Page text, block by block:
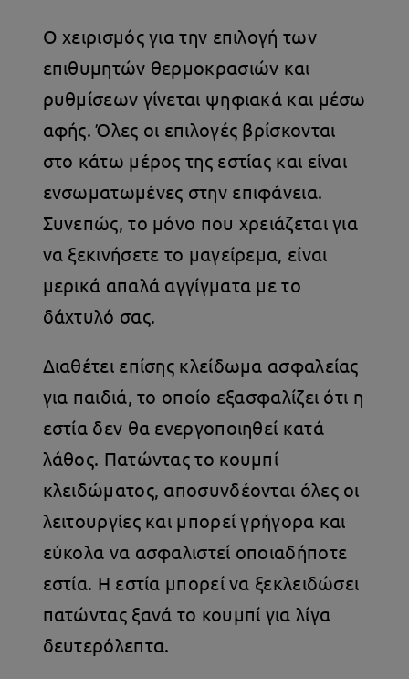
Ο χειρισμός για την επιλογή των
επιθυμητών θερμοκρασιών και
ρυθμίσεων γίνεται ψηφιακά και μέσω
αφής. Όλες οι επιλογές βρίσκονται
στο κάτω μέρος της εστίας και είναι
ενσωματωμένες στην επιφάνεια.
Συνεπώς, το μόνο που χρειάζεται για
να ξεκινήσετε το μαγείρεμα, είναι
μερικά απαλά αγγίγματα με το
δάχτυλό σας.
Διαθέτει επίσης κλείδωμα ασφαλείας
για παιδιά, το οποίο εξασφαλίζει ότι η
εστία δεν θα ενεργοποιηθεί κατά
λάθος. Πατώντας το κουμπί
κλειδώματος, αποσυνδέονται όλες οι
λειτουργίες και μπορεί γρήγορα και
εύκολα να ασφαλιστεί οποιαδήποτε
εστία. Η εστία μπορεί να ξεκλειδώσει
πατώντας ξανά το κουμπί για λίγα
δευτερόλεπτα.